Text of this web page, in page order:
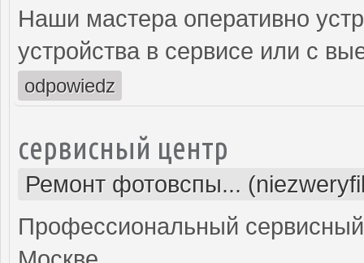
Наши мастера оперативно
устройства в сервисе или с
odpowiedz
сервисный центр
Ремонт фотовспы...
Профессиональный